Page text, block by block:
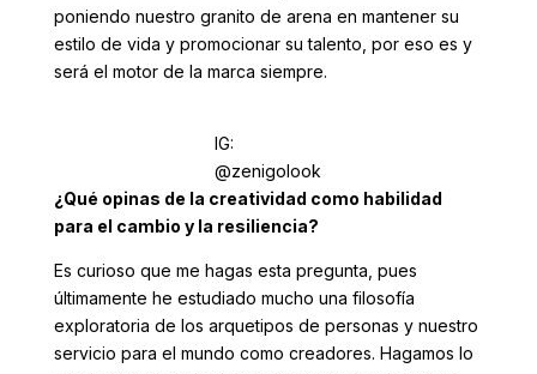
poniendo nuestro granito de arena en mantener su
estilo de vida y promocionar su talento, por eso es y
será el motor de la marca siempre.
IG:
@zenigolook
¿Qué opinas de la creatividad como habilidad
para el cambio y la resiliencia?
Es curioso que me hagas esta pregunta, pues
últimamente he estudiado mucho una filosofía
exploratoria de los arquetipos de personas y nuestro
servicio para el mundo como creadores. Hagamos lo